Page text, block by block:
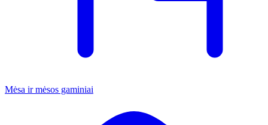
Mėsa ir mėsos gaminiai